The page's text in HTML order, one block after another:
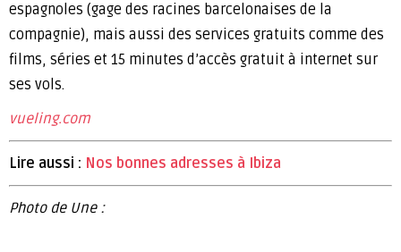
espagnoles (gage des racines barcelonaises de la
compagnie), mais aussi des services gratuits comme des
films, séries et 15 minutes d’accès gratuit à internet sur
ses vols.
vueling.com
Lire aussi : Nos bonnes adresses à Ibiza
Photo de Une :